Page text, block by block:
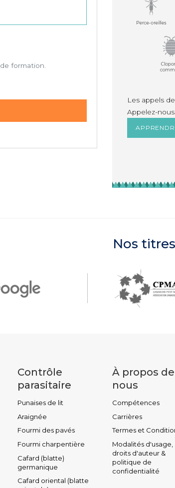
formation.
Les appels
Appelez-
Nos
Contrôle
parasitaire
Punaises de lit
Araignée
Fourmi des pavés
Fourmi charpentière
Cafard (blatte)
germanique
Cafard oriental (blatte
À propos de
nous
Compétences
Carrières
Termes et
Modalités d'usage,
droits d'auteur &
politique de
confidentialité